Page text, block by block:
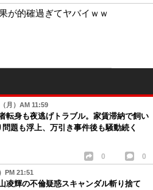
が的確過ぎてヤバイｗｗ
月）AM 11:59
転身も夜逃げトラブル。家賃滞納で飼い
題も浮上、万引き事件後も騒動続く
0 0
PM 21:51
凌輝の不倫疑惑スキャンダル斬り捨て